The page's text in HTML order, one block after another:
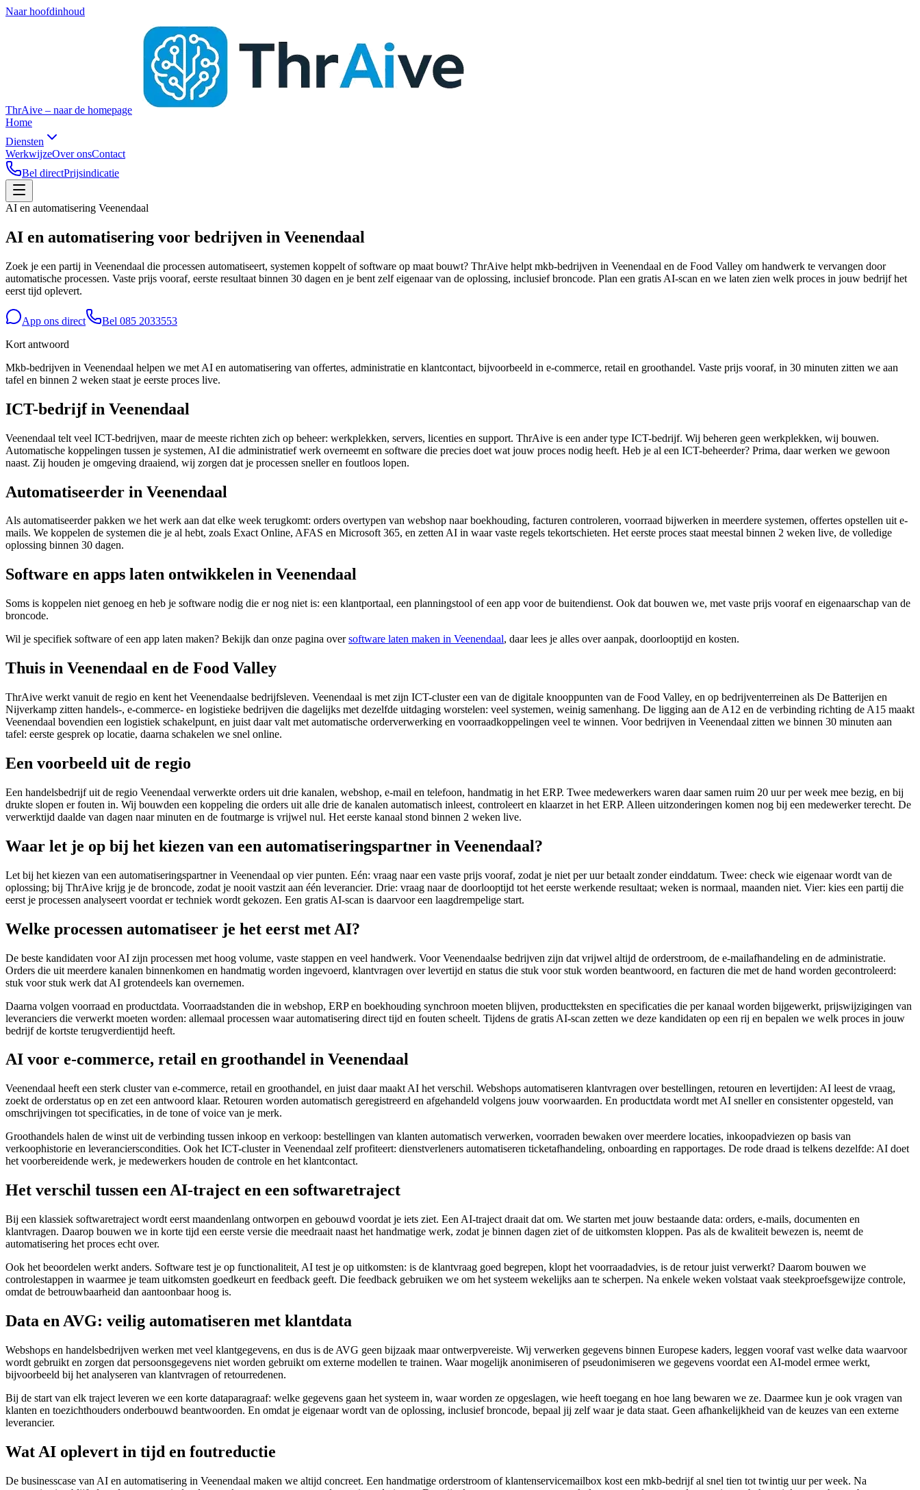
Naar hoofdinhoud
ThrAive – naar de homepage
Home
Diensten
WerkwijzeOver onsContact
Bel directPrijsindicatie
AI en automatisering Veenendaal
AI en automatisering voor bedrijven in Veenendaal
Zoek je een partij in Veenendaal die processen automatiseert, systemen koppelt of software op maat bouwt? ThrAive helpt mkb-bedrijven in Veenendaal en de Food Valley om handwerk te vervangen door
automatische processen. Vaste prijs vooraf, eerste resultaat binnen 30 dagen en je bent zelf eigenaar van de oplossing, inclusief broncode. Plan een gratis AI-scan en we laten zien welk proces in jouw bedrijf het
eerst tijd oplevert.
App ons direct Bel 085 2033553
Kort antwoord
Mkb-bedrijven in Veenendaal helpen we met AI en automatisering van offertes, administratie en klantcontact, bijvoorbeeld in e-commerce, retail en groothandel. Vaste prijs vooraf, in 30 minuten zitten we aan
tafel en binnen 2 weken staat je eerste proces live.
ICT-bedrijf in Veenendaal
Veenendaal telt veel ICT-bedrijven, maar de meeste richten zich op beheer: werkplekken, servers, licenties en support. ThrAive is een ander type ICT-bedrijf. Wij beheren geen werkplekken, wij bouwen.
Automatische koppelingen tussen je systemen, AI die administratief werk overneemt en software die precies doet wat jouw proces nodig heeft. Heb je al een ICT-beheerder? Prima, daar werken we gewoon
naast. Zij houden je omgeving draaiend, wij zorgen dat je processen sneller en foutloos lopen.
Automatiseerder in Veenendaal
Als automatiseerder pakken we het werk aan dat elke week terugkomt: orders overtypen van webshop naar boekhouding, facturen controleren, voorraad bijwerken in meerdere systemen, offertes opstellen uit e-
mails. We koppelen de systemen die je al hebt, zoals Exact Online, AFAS en Microsoft 365, en zetten AI in waar vaste regels tekortschieten. Het eerste proces staat meestal binnen 2 weken live, de volledige
oplossing binnen 30 dagen.
Software en apps laten ontwikkelen in Veenendaal
Soms is koppelen niet genoeg en heb je software nodig die er nog niet is: een klantportaal, een planningstool of een app voor de buitendienst. Ook dat bouwen we, met vaste prijs vooraf en eigenaarschap van de
broncode.
Wil je specifiek software of een app laten maken? Bekijk dan onze pagina oversoftware laten maken in Veenendaal, daar lees je alles over aanpak, doorlooptijd en kosten.
Thuis in Veenendaal en de Food Valley
ThrAive werkt vanuit de regio en kent het Veenendaalse bedrijfsleven. Veenendaal is met zijn ICT-cluster een van de digitale knooppunten van de Food Valley, en op bedrijventerreinen als De Batterijen en
Nijverkamp zitten handels-, e-commerce- en logistieke bedrijven die dagelijks met dezelfde uitdaging worstelen: veel systemen, weinig samenhang. De ligging aan de A12 en de verbinding richting de A15 maakt
Veenendaal bovendien een logistiek schakelpunt, en juist daar valt met automatische orderverwerking en voorraadkoppelingen veel te winnen. Voor bedrijven in Veenendaal zitten we binnen 30 minuten aan
tafel: eerste gesprek op locatie, daarna schakelen we snel online.
Een voorbeeld uit de regio
Een handelsbedrijf uit de regio Veenendaal verwerkte orders uit drie kanalen, webshop, e-mail en telefoon, handmatig in het ERP. Twee medewerkers waren daar samen ruim 20 uur per week mee bezig, en bij
drukte slopen er fouten in. Wij bouwden een koppeling die orders uit alle drie de kanalen automatisch inleest, controleert en klaarzet in het ERP. Alleen uitzonderingen komen nog bij een medewerker terecht. De
verwerktijd daalde van dagen naar minuten en de foutmarge is vrijwel nul. Het eerste kanaal stond binnen 2 weken live.
Waar let je op bij het kiezen van een automatiseringspartner in Veenendaal?
Let bij het kiezen van een automatiseringspartner in Veenendaal op vier punten. Eén: vraag naar een vaste prijs vooraf, zodat je niet per uur betaalt zonder einddatum. Twee: check wie eigenaar wordt van de
oplossing; bij ThrAive krijg je de broncode, zodat je nooit vastzit aan één leverancier. Drie: vraag naar de doorlooptijd tot het eerste werkende resultaat; weken is normaal, maanden niet. Vier: kies een partij die
eerst je processen analyseert voordat er techniek wordt gekozen. Een gratis AI-scan is daarvoor een laagdrempelige start.
Welke processen automatiseer je het eerst met AI?
De beste kandidaten voor AI zijn processen met hoog volume, vaste stappen en veel handwerk. Voor Veenendaalse bedrijven zijn dat vrijwel altijd de orderstroom, de e-mailafhandeling en de administratie.
Orders die uit meerdere kanalen binnenkomen en handmatig worden ingevoerd, klantvragen over levertijd en status die stuk voor stuk worden beantwoord, en facturen die met de hand worden gecontroleerd:
stuk voor stuk werk dat AI grotendeels kan overnemen.
Daarna volgen voorraad en productdata. Voorraadstanden die in webshop, ERP en boekhouding synchroon moeten blijven, productteksten en specificaties die per kanaal worden bijgewerkt, prijswijzigingen van
leveranciers die verwerkt moeten worden: allemaal processen waar automatisering direct tijd en fouten scheelt. Tijdens de gratis AI-scan zetten we deze kandidaten op een rij en bepalen we welk proces in jouw
bedrijf de kortste terugverdientijd heeft.
AI voor e-commerce, retail en groothandel in Veenendaal
Veenendaal heeft een sterk cluster van e-commerce, retail en groothandel, en juist daar maakt AI het verschil. Webshops automatiseren klantvragen over bestellingen, retouren en levertijden: AI leest de vraag,
zoekt de orderstatus op en zet een antwoord klaar. Retouren worden automatisch geregistreerd en afgehandeld volgens jouw voorwaarden. En productdata wordt met AI sneller en consistenter opgesteld, van
omschrijvingen tot specificaties, in de tone of voice van je merk.
Groothandels halen de winst uit de verbinding tussen inkoop en verkoop: bestellingen van klanten automatisch verwerken, voorraden bewaken over meerdere locaties, inkoopadviezen op basis van
verkoophistorie en leverancierscondities. Ook het ICT-cluster in Veenendaal zelf profiteert: dienstverleners automatiseren ticketafhandeling, onboarding en rapportages. De rode draad is telkens dezelfde: AI doet
het voorbereidende werk, je medewerkers houden de controle en het klantcontact.
Het verschil tussen een AI-traject en een softwaretraject
Bij een klassiek softwaretraject wordt eerst maandenlang ontworpen en gebouwd voordat je iets ziet. Een AI-traject draait dat om. We starten met jouw bestaande data: orders, e-mails, documenten en
klantvragen. Daarop bouwen we in korte tijd een eerste versie die meedraait naast het handmatige werk, zodat je binnen dagen ziet of de uitkomsten kloppen. Pas als de kwaliteit bewezen is, neemt de
automatisering het proces echt over.
Ook het beoordelen werkt anders. Software test je op functionaliteit, AI test je op uitkomsten: is de klantvraag goed begrepen, klopt het voorraadadvies, is de retour juist verwerkt? Daarom bouwen we
controlestappen in waarmee je team uitkomsten goedkeurt en feedback geeft. Die feedback gebruiken we om het systeem wekelijks aan te scherpen. Na enkele weken volstaat vaak steekproefsgewijze controle,
omdat de betrouwbaarheid dan aantoonbaar hoog is.
Data en AVG: veilig automatiseren met klantdata
Webshops en handelsbedrijven werken met veel klantgegevens, en dus is de AVG geen bijzaak maar ontwerpvereiste. Wij verwerken gegevens binnen Europese kaders, leggen vooraf vast welke data waarvoor
wordt gebruikt en zorgen dat persoonsgegevens niet worden gebruikt om externe modellen te trainen. Waar mogelijk anonimiseren of pseudonimiseren we gegevens voordat een AI-model ermee werkt,
bijvoorbeeld bij het analyseren van klantvragen of retourredenen.
Bij de start van elk traject leveren we een korte dataparagraaf: welke gegevens gaan het systeem in, waar worden ze opgeslagen, wie heeft toegang en hoe lang bewaren we ze. Daarmee kun je ook vragen van
klanten en toezichthouders onderbouwd beantwoorden. En omdat je eigenaar wordt van de oplossing, inclusief broncode, bepaal jij zelf waar je data staat. Geen afhankelijkheid van de keuzes van een externe
leverancier.
Wat AI oplevert in tijd en foutreductie
De businesscase van AI en automatisering in Veenendaal maken we altijd concreet. Een handmatige orderstroom of klantenservicemailbox kost een mkb-bedrijf al snel tien tot twintig uur per week. Na